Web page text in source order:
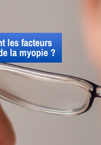
les facteurs
la myopie ?